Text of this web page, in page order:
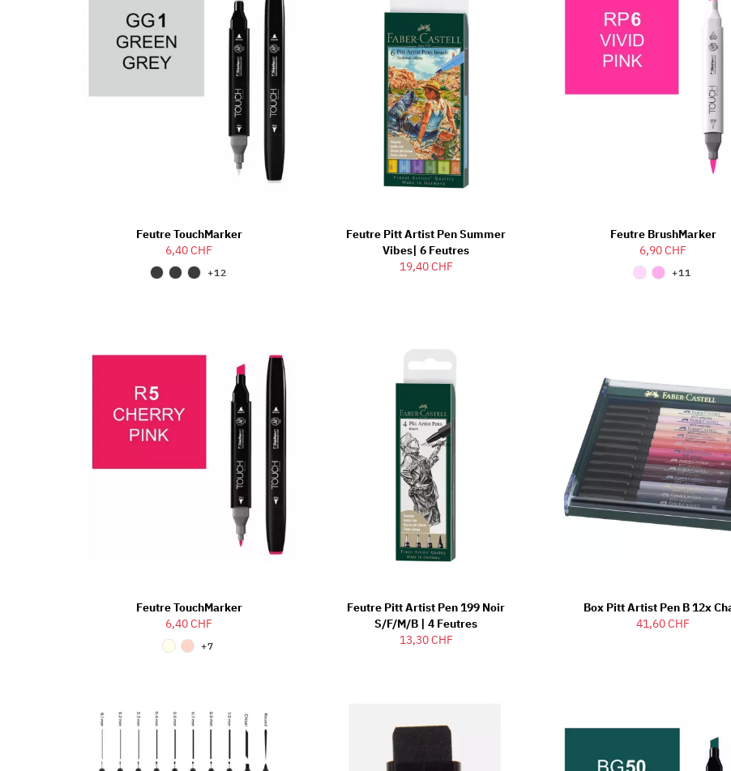
Feutre TouchMarker
6,40 CHF
+12
Feutre Pitt Artist Pen Summer
Vibes| 6 Feutres
19,40 CHF
Feutre BrushMarker
6,90 CHF
+11
Feutre TouchMarker
6,40 CHF
+7
Feutre Pitt Artist Pen 199 Noir
S/F/M/B | 4 Feutres
13,30 CHF
Box Pitt Artist Pen B 12x
41,60 CHF